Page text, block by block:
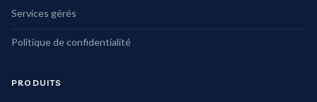
Services gérés
Politique de confidentialité
PRODUITS